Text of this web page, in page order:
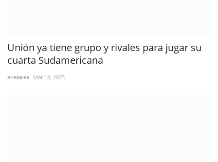
Unión ya tiene grupo y rivales para jugar su
cuarta Sudamericana
enelarea Mar 18, 2025